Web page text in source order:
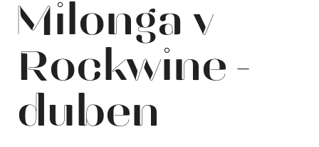
Milonga v
Rockwine -
duben